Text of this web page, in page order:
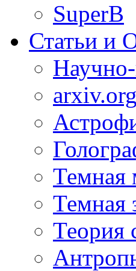
SuperB
Статьи и
arxiv.org
Темная
Темная
Теория